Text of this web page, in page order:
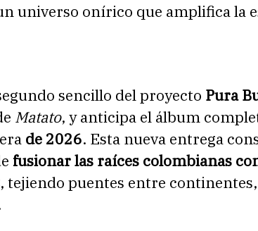
universo onírico que amplifica la
sencillo del proyecto Pura
Matato, y anticipa el álbum
de 2026. Esta nueva entrega
fusionar las raíces colombianas
, tejiendo puentes entre